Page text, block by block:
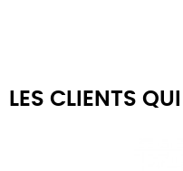
LES CLIENTS